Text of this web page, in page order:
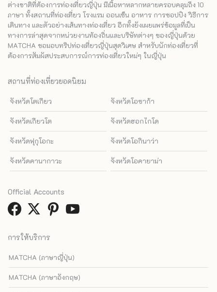
ต่างชาติที่ต้องการท่องเที่ยวญี่ปุ่น มีเนื้อหาหลากหลายครอบคลุมถึง 10
ภาษา ทั้งสถานที่ท่องเที่ยว โรงแรม ออนเซ็น อาหาร การชอปปิง วิธีการ
เดินทาง และตัวอย่างเส้นทางท่องเที่ยว อีกทั้งยังเผยแพร่ข้อมูลที่เป็น
ทางการล่าสุดจากหน่วยงานท้องถิ่นและบริษัทต่างๆ ของญี่ปุ่นด้วย
MATCHA ขอมอบทริปท่องเที่ยวญี่ปุ่นสุดวิเศษ สำหรับนักท่องเที่ยวที่
ต้องการสัมผัสประสบการณ์การท่องเที่ยวใหม่ๆ ในญี่ปุ่น
สถานที่ท่องเที่ยวยอดนิยม
จังหวัดโตเกียว จังหวัดโอซาก้า
จังหวัดเกียวโต จังหวัดฮอกไกโด
จังหวัดฟุกุโอกะ จังหวัดโอกินาว่า
จังหวัดคานากาวะ จังหวัดโอคายาม่า
การให้บริการ
MATCHA (ภาษาญี่ปุ่น)
MATCHA (ภาษาอังกฤษ)
Official Accounts